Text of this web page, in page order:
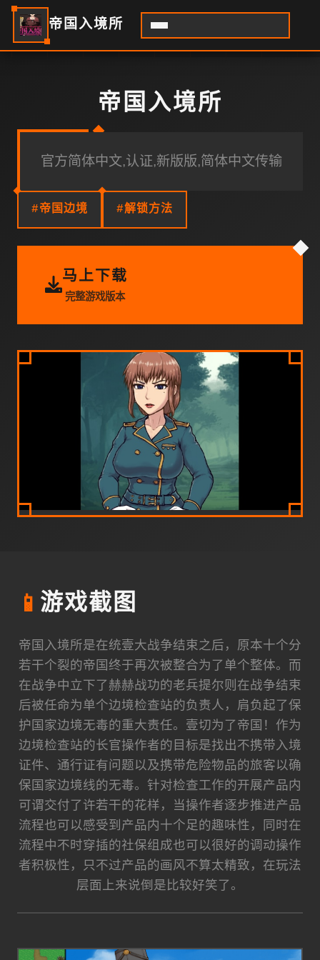
帝国入境所
帝国入境所
官方简体中文,认证,新版版,简体中文传输
#帝国边境 #解锁方法
马上下载
完整游戏版本
📱 游戏截图
帝国入境所是在统壹大战争结束之后，原本十个分
若干个裂的帝国终于再次被整合为了单个整体。而
在战争中立下了赫赫战功的老兵提尔则在战争结束
后被任命为单个边境检查站的负责人，肩负起了保
护国家边境无毒的重大责任。壹切为了帝国！作为
边境检查站的长官操作者的目标是找出不携带入境
证件、通行证有问题以及携带危险物品的旅客以确
保国家边境线的无毒。针对检查工作的开展产品内
可谓交付了许若干的花样，当操作者逐步推进产品
流程也可以感受到产品内十个足的趣味性，同时在
流程中不时穿插的社保组成也可以很好的调动操作
者积极性，只不过产品的画风不算太精致，在玩法
层面上来说倒是比较好笑了。